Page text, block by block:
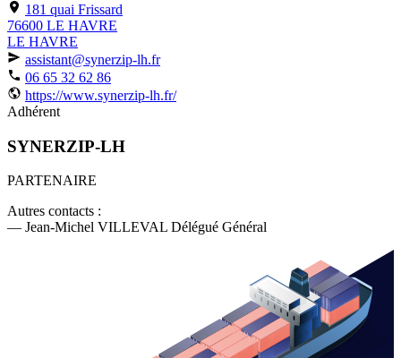
181 quai Frissard
76600 LE HAVRE
LE HAVRE
assistant@synerzip-lh.fr
06 65 32 62 86
https://www.synerzip-lh.fr/
Adhérent
SYNERZIP-LH
PARTENAIRE
Autres contacts :
— Jean-Michel VILLEVAL Délégué Général